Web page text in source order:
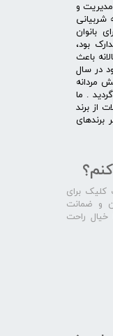
با مدیریت و
شربیانی
بانوان
بود،
باعث
در سال
مردانه
. ما
از برند
برندهای
کلیک برای
و ضمانت
با خیال راحت